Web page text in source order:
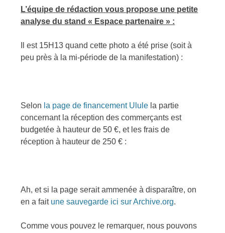
L’équipe de rédaction vous propose une petite
analyse du stand « Espace partenaire » :
Il est 15H13 quand cette photo a été prise (soit à
peu près à la mi-période de la manifestation) :
Selon la page de financement Ulule la partie
concernant la réception des commerçants est
budgetée à hauteur de 50 €, et les frais de
réception à hauteur de 250 € :
Ah, et si la page serait ammenée à disparaître, on
en a fait une sauvegarde ici sur Archive.org.
Comme vous pouvez le remarquer, nous pouvons